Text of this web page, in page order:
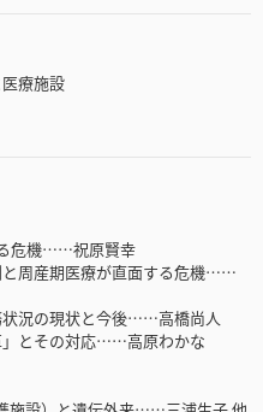
療施設
危機……祝原賢幸
と周産期医療が直面する危機……
状況の現状と今後……高橋尚人
」とその対応……高原わかな